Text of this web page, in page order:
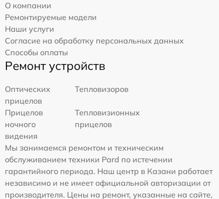
О компании
Ремонтируемые модели
Наши услуги
Согласие на обработку персональных данных
Способы оплаты
Ремонт устройств
Оптических
прицелов
Тепловизоров
Прицелов
ночного
видения
Тепловизионных
прицелов
Мы занимаемся ремонтом и техническим
обслуживанием техники Pard по истечении
гарантийного периода. Наш центр в Казани работает
независимо и не имеет официальной авторизации от
производителя. Цены на ремонт, указанные на сайте,